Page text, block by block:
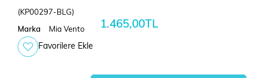
(KP00297-BLG)
Marka Mia Vento 1.465,00TL
Favorilere Ekle